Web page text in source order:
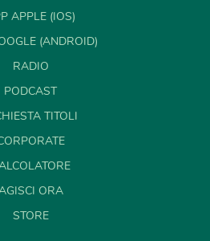
APPLE (IOS)
(ANDROID)
RADIO
PODCAST
TITOLI
ORA
STORE